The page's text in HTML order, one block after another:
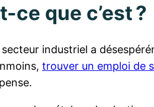
ce que c’est ?
industriel a
trouver un emploi de